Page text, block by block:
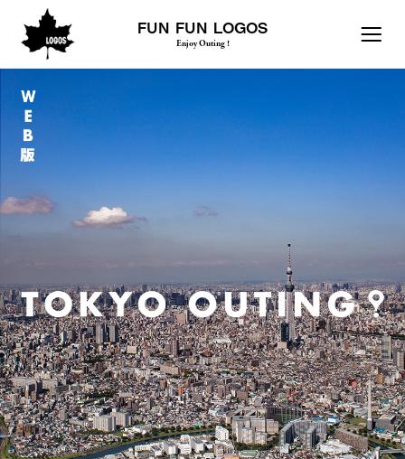
FUN FUN LOGOS
Enjoy Outing !